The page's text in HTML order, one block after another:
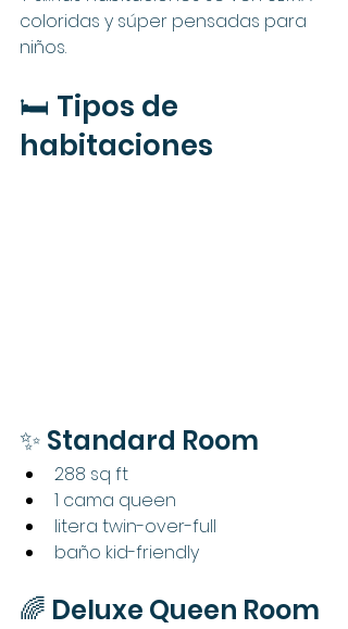
coloridas y súper pensadas para
niños.
🛏️ Tipos de
habitaciones
✨ Standard Room
288 sq ft
1 cama queen
litera twin-over-full
baño kid-friendly
🌈 Deluxe Queen Room